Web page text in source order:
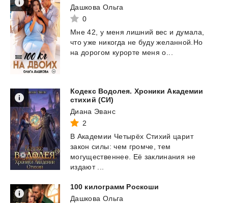
Дашкова Ольга
0
Мне 42, у меня лишний вес и думала,
что уже никогда не буду желанной.Но
на дорогом курорте меня о...
Кодекс Водолея. Хроники Академии
стихий (СИ)
Диана Эванс
2
В Академии Четырёх Стихий царит
закон силы: чем громче, тем
могущественнее. Её заклинания не
издают ...
100 килограмм Роскоши
Дашкова Ольга